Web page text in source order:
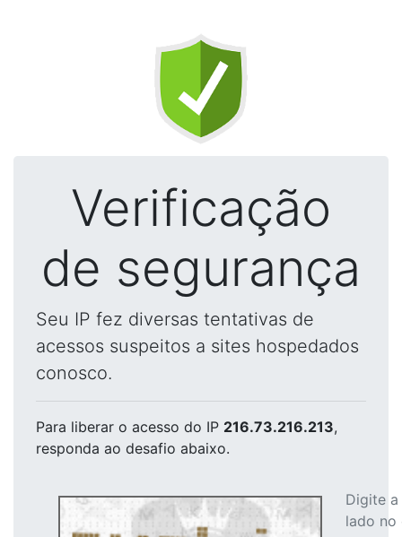
Verificação
de segurança
Seu IP fez diversas tentativas de
acessos suspeitos a sites hospedados
conosco.
Para liberar o acesso do IP 216.73.216.213,
responda ao desafio abaixo.
Digite
lado no